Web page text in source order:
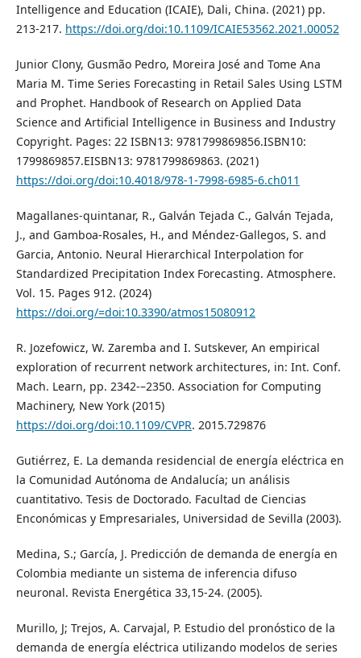
Intelligence and Education (ICAIE), Dali, China. (2021) pp.
213-217. https://doi.org/doi:10.1109/ICAIE53562.2021.00052
Junior Clony, Gusmão Pedro, Moreira José and Tome Ana
Maria M. Time Series Forecasting in Retail Sales Using LSTM
and Prophet. Handbook of Research on Applied Data
Science and Artificial Intelligence in Business and Industry
Copyright. Pages: 22 ISBN13: 9781799869856.ISBN10:
1799869857.EISBN13: 9781799869863. (2021)
https://doi.org/doi:10.4018/978-1-7998-6985-6.ch011
Magallanes-quintanar, R., Galván Tejada C., Galván Tejada,
J., and Gamboa-Rosales, H., and Méndez-Gallegos, S. and
Garcia, Antonio. Neural Hierarchical Interpolation for
Standardized Precipitation Index Forecasting. Atmosphere.
Vol. 15. Pages 912. (2024)
https://doi.org/=doi:10.3390/atmos15080912
R. Jozefowicz, W. Zaremba and I. Sutskever, An empirical
exploration of recurrent network architectures, in: Int. Conf.
Mach. Learn, pp. 2342-–2350. Association for Computing
Machinery, New York (2015)
https://doi.org/doi:10.1109/CVPR. 2015.729876
Gutiérrez, E. La demanda residencial de energía eléctrica en
la Comunidad Autónoma de Andalucía; un análisis
cuantitativo. Tesis de Doctorado. Facultad de Ciencias
Enconómicas y Empresariales, Universidad de Sevilla (2003).
Medina, S.; García, J. Predicción de demanda de energía en
Colombia mediante un sistema de inferencia difuso
neuronal. Revista Energética 33,15-24. (2005).
Murillo, J; Trejos, A. Carvajal, P. Estudio del pronóstico de la
demanda de energía eléctrica utilizando modelos de series